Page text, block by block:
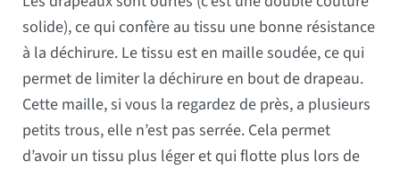
solide), ce qui confère au tissu une bonne résistance
à la déchirure. Le tissu est en maille soudée, ce qui
permet de limiter la déchirure en bout de drapeau.
Cette maille, si vous la regardez de près, a plusieurs
petits trous, elle n’est pas serrée. Cela permet
d’avoir un tissu plus léger et qui flotte plus lors de